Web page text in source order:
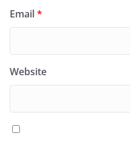
Email*
Website